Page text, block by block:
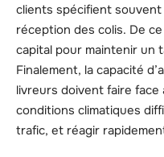
clients spécifient
réception des colis. De
capital pour maintenir un
Finalement, la capacité
livreurs doivent faire
conditions climatiques
trafic, et réagir